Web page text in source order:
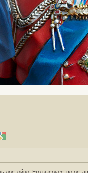
достойно. Его высочество